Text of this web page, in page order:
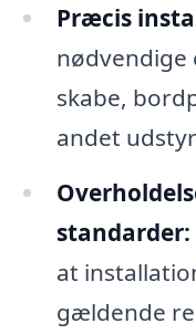
Præcis
skabe,
andet
standarder:
at
gældende